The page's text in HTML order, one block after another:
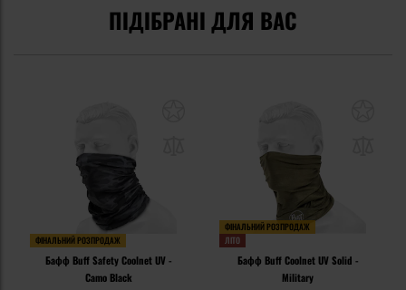
ПІДІБРАНІ ДЛЯ ВАС
ФІНАЛЬНИЙ РОЗПРОДАЖ
Бафф Buff Safety Coolnet UV -
Camo Black
ФІНАЛЬНИЙ РОЗПРОДАЖ
ЛІТО
Бафф Buff Coolnet UV Solid -
Military